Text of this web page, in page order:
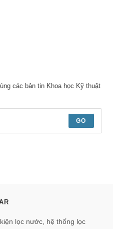
các bản tin Khoa học Kỹ thuật
GO
lọc nước, hệ thống lọc